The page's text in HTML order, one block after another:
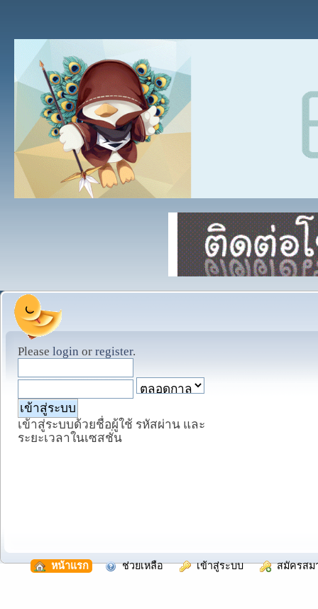
Please login or register.
เข้าสู่ระบบด้วยชื่อผู้ใช้ รหัสผ่าน และ
ระยะเวลาในเซสชั่น
หน้าแรก ช่วยเหลือ เข้าสู่ระบบ สมัครสม